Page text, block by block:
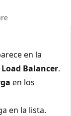
en la
Load Balancer.
en los
en la lista.